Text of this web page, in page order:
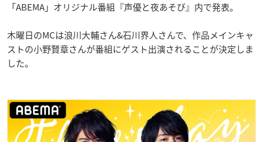
「ABEMA」オリジナル番組『声優と夜あそび』内で発表。
木曜日のMCは浪川大輔さん&石川界人さんで、作品メインキャ
ストの小野賢章さんが番組にゲスト出演されることが決定しま
した。